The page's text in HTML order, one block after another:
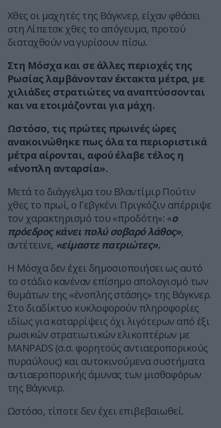
Χθες οι μαχητές της Βάγκνερ, είχαν φθάσει
στη Λίπετσκ χθες το απόγευμα, προτού
διαταχθούν να γυρίσουν πίσω.
Στη Μόσχα και σε άλλες περιοχές της
Ρωσίας λαμβάνονταν έκτακτα μέτρα, με
χιλιάδες στρατιώτες να αναπτύσσονται
και να ετοιμάζονται για μάχη.
Ωστόσο, τις πρώτες πρωινές ώρες
ανακοινώθηκε πως όλα τα περιοριστικά
μέτρα αίρονται, αφού έλαβε τέλος η
«ένοπλη ανταρσία».
Μετά το διάγγελμα του Βλαντίμιρ Πούτιν
χθες το πρωί, ο Γεβγκένι Πριγκόζιν απέρριψε
τον χαρακτηρισμό του «προδότη»: «ο
πρόεδρος κάνει πολύ σοβαρό λάθος»,
αντέτεινε, «είμαστε πατριώτες».
Η Μόσχα δεν έχει δημοσιοποιήσει ως αυτό
το στάδιο κανέναν επίσημο απολογισμό των
θυμάτων της «ένοπλης στάσης» της Βάγκνερ.
Στο διαδίκτυο κυκλοφορούν πληροφορίες
ιδίως για καταρρίψεις όχι λιγότερων από έξι
ρωσικών στρατιωτικών ελικοπτέρων με
MANPADS (σ.σ. φορητούς αντιαεροπορικούς
πυραύλους) και αυτοκινούμενα συστήματα
αντιαεροπορικής άμυνας των μισθοφόρων
της Βάγκνερ.
Ωστόσο, τίποτε δεν έχει επιβεβαιωθεί.